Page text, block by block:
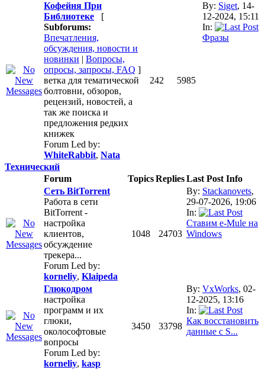
Кофейня При
Библиотеке
[
Subforums:
Впечатления,
обсуждения, новости и
новинки | Вопросы,
опросы, запросы, FAQ ]
ветка для тематической
болтовни, обзоров,
рецензий, новостей, а
так же поиска и
предложения редких
книжек
Forum Led by:
WhiteRabbit, Nata
242 5985
By: Siget, 14-
12-2024, 15:11
In:
Фразы
Технический
Forum
TopicsRepliesLast Post Info
Сеть BitTorrent
Работа в сети
BitTorrent -
настройка
клиентов,
обсуждение
трекера...
Forum Led by:
korneliy, Klaipeda
1048 24703
By: Stackanovets,
29-07-2026, 19:06
In:
Ставим e-Mule на
Windows
Глюкодром
настройка
программ и их
глюки,
околософтовые
вопросы
Forum Led by:
korneliy, kasp
3450 33798
By: VxWorks, 02-
12-2025, 13:16
In:
Как восстановить
данные с S...